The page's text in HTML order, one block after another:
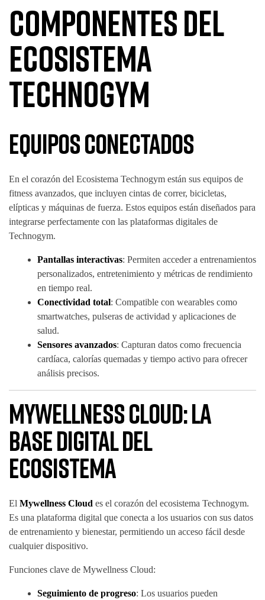
Componentes del
Ecosistema
Technogym
Equipos Conectados
En el corazón del Ecosistema Technogym están sus equipos de
fitness avanzados, que incluyen cintas de correr, bicicletas,
elípticas y máquinas de fuerza. Estos equipos están diseñados para
integrarse perfectamente con las plataformas digitales de
Technogym.
Pantallas interactivas: Permiten acceder a entrenamientos
personalizados, entretenimiento y métricas de rendimiento
en tiempo real.
Conectividad total: Compatible con wearables como
smartwatches, pulseras de actividad y aplicaciones de
salud.
Sensores avanzados: Capturan datos como frecuencia
cardíaca, calorías quemadas y tiempo activo para ofrecer
análisis precisos.
Mywellness Cloud: La
Base Digital del
Ecosistema
El Mywellness Cloud es el corazón del ecosistema Technogym.
Es una plataforma digital que conecta a los usuarios con sus datos
de entrenamiento y bienestar, permitiendo un acceso fácil desde
cualquier dispositivo.
Funciones clave de Mywellness Cloud:
Seguimiento de progreso: Los usuarios pueden